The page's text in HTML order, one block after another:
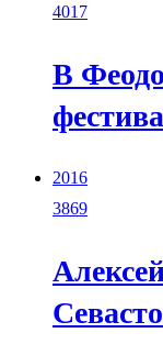
4017
В
2016
3869